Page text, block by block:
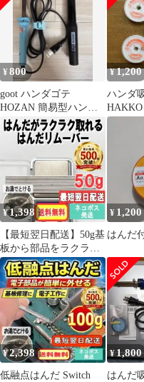
復作業に最適
クター
補修
修理 交
ート
¥800
goot ハンダゴテ
HOZAN 簡易型ハンダ
吸取器
¥1,200
ハンダ
1.5m
¥1,398
【最短翌日配送】50g基
板から部品をラクラク
外せる！はんだリムー
バー05t044
¥ 1,200
はんだ
¥2,398
低融点はんだ Switch
¥1,800
はんだ